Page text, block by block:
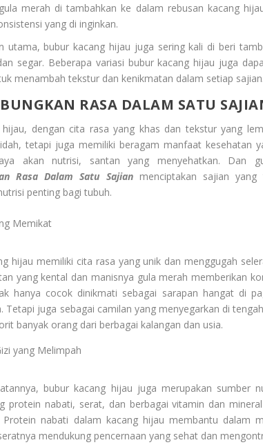
merah di tambahkan ke dalam rebusan kacang
yang di inginkan.
utama, bubur kacang hijau juga sering kali di beri
segar. Beberapa variasi bubur kacang hijau juga
menambah tekstur dan kenikmatan dalam setiap sajian.
RASA DALAM SATU
hijau, dengan cita rasa yang khas dan tekstur yang
tetapi juga memiliki beragam manfaat kesehatan
akan nutrisi, santan yang menyehatkan. Dan
Rasa Dalam Satu Sajianmenciptakan sajian yang
penting bagi tubuh.
Memikat
hijau memiliki cita rasa yang unik dan menggugah
yang kental dan manisnya gula merah memberikan
hanya cocok dinikmati sebagai sarapan hangat di
Tetapi juga sebagai camilan yang menyegarkan di
banyak orang dari berbagai kalangan dan usia.
yang Melimpah
bubur kacang hijau juga merupakan sumber
protein nabati, serat, dan berbagai vitamin dan
Protein nabati dalam kacang hijau membantu dalam
mendukung pencernaan yang sehat dan